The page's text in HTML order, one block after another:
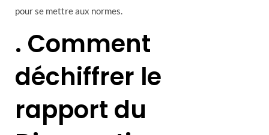
pour se mettre aux normes.
. Comment
déchiffrer le
rapport du